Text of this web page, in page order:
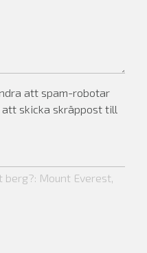
att spam-robotar
skicka skräppost till
Mount Everest,